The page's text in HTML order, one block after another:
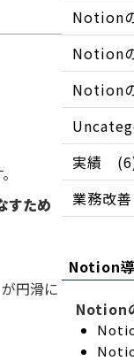
すため
円滑に
Notion
Notion
Notion
実績
業務改善
Notion
Notion